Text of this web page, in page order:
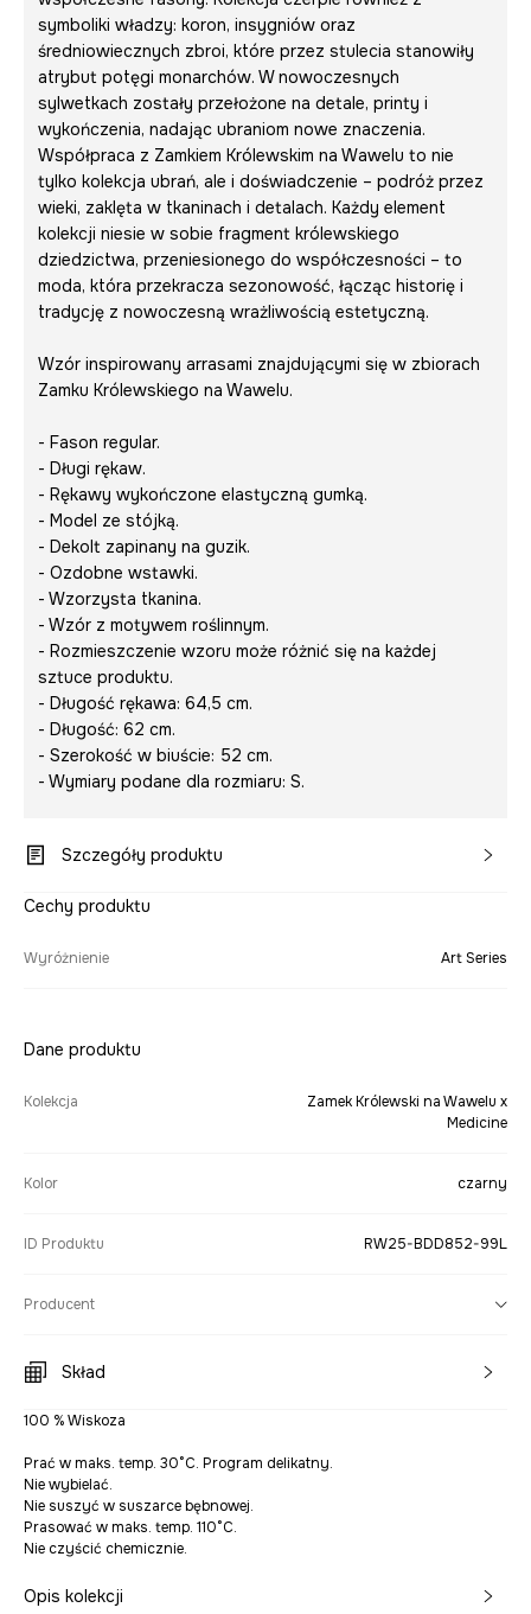
symboliki władzy: koron, insygniów oraz
średniowiecznych zbroi, które przez stulecia stanowiły
atrybut potęgi monarchów. W nowoczesnych
sylwetkach zostały przełożone na detale, printy i
wykończenia, nadając ubraniom nowe znaczenia.
Współpraca z Zamkiem Królewskim na Wawelu to nie
tylko kolekcja ubrań, ale i doświadczenie – podróż przez
wieki, zaklęta w tkaninach i detalach. Każdy element
kolekcji niesie w sobie fragment królewskiego
dziedzictwa, przeniesionego do współczesności – to
moda, która przekracza sezonowość, łącząc historię i
tradycję z nowoczesną wrażliwością estetyczną.
Wzór inspirowany arrasami znajdującymi się w zbiorach
Zamku Królewskiego na Wawelu.
- Fason regular.
- Długi rękaw.
- Rękawy wykończone elastyczną gumką.
- Model ze stójką.
- Dekolt zapinany na guzik.
- Ozdobne wstawki.
- Wzorzysta tkanina.
- Wzór z motywem roślinnym.
- Rozmieszczenie wzoru może różnić się na każdej
sztuce produktu.
- Długość rękawa: 64,5 cm.
- Długość: 62 cm.
- Szerokość w biuście: 52 cm.
- Wymiary podane dla rozmiaru: S.
Szczegóły produktu
Cechy produktu
Wyróżnienie Art Series
Dane produktu
Kolekcja
Zamek Królewski na Wawelu x
Medicine
Kolor czarny
ID Produktu RW25-BDD852-99L
Producent
Skład
100 % Wiskoza
Prać w maks. temp. 30°C. Program delikatny.
Nie wybielać.
Nie suszyć w suszarce bębnowej.
Prasować w maks. temp. 110°C.
Nie czyścić chemicznie.
Opis kolekcji